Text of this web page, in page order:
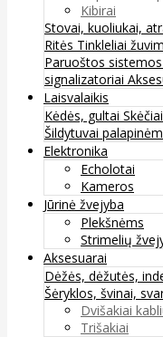
Kibirai
Stovai, kuoliukai,
Ritės Tinkleliai
Paruoštos sistemos
signalizatoriai
Laisvalaikis
Kėdės, gultai Skėčiai
Šildytuvai
Elektronika
Echolotai
Kameros
Jūrinė žvejyba
Plekšnėms
Strimelių
Aksesuarai
Dėžės, dėžutės,
Šėryklos, švinai,
Dvišakiai
Trišakiai